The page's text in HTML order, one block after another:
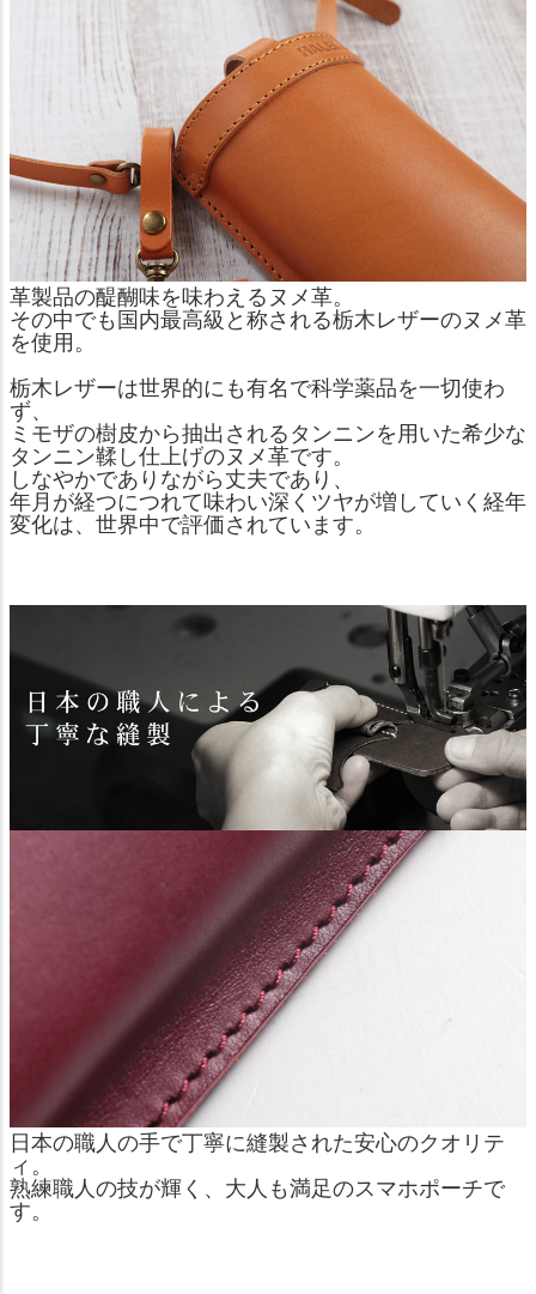
革製品の醍醐味を味わえるヌメ革。
その中でも国内最高級と称される栃木レザーのヌメ革
を使用。
栃木レザーは世界的にも有名で科学薬品を一切使わ
ず、
ミモザの樹皮から抽出されるタンニンを用いた希少な
タンニン鞣し仕上げのヌメ革です。
しなやかでありながら丈夫であり、
年月が経つにつれて味わい深くツヤが増していく経年
変化は、世界中で評価されています。
日本の職人の手で丁寧に縫製された安心のクオリテ
ィ。
熟練職人の技が輝く、大人も満足のスマホポーチで
す。